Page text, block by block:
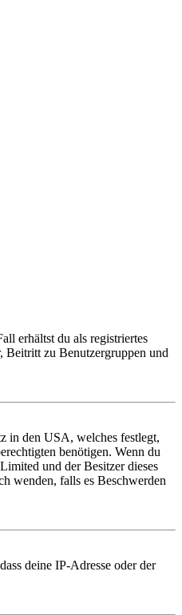
erhältst du als registriertes
Beitritt zu Benutzergruppen und
in den USA, welches festlegt,
benötigen. Wenn du
und der Besitzer dieses
wenden, falls es Beschwerden
deine IP-Adresse oder der